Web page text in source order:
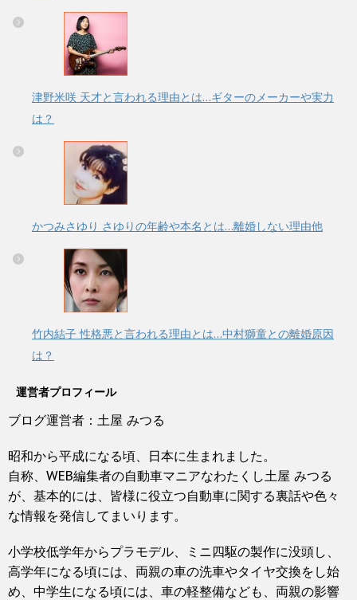
津野米咲 天才と言われる理由とは…ギターのメーカーや実力
は？
かつみさゆり さゆりの年齢や本名とは…離婚しない理由他
竹内結子 性格悪と言われる理由とは…中村獅童との離婚原因
は？
運営者プロフィール
ブログ運営者：土屋 みつる
昭和から平成になる頃、日本に生まれました。
自称、WEB編集者の自動車マニアなわたくし土屋 みつる
が、基本的には、皆様に役立つ自動車に関する裏話や色々
な情報を発信してまいります。
小学校低学年からプラモデル、ミニ四駆の製作に没頭し、
高学年になる頃には、両親の車の洗車やタイヤ交換をし始
め、中学生になる頃には、車の軽整備なども、両親の影響